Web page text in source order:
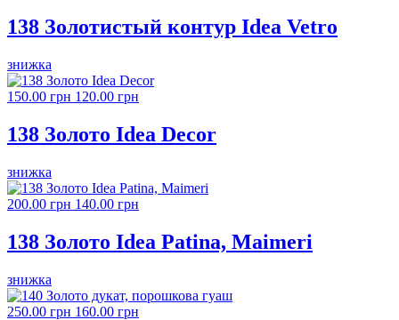
138 Золотистый контур Idea Vetro
знижка
150.00 грн 120.00 грн
138 Золото Idea Decor
знижка
200.00 грн 140.00 грн
138 Золото Idea Patina, Maimeri
знижка
250.00 грн 160.00 грн